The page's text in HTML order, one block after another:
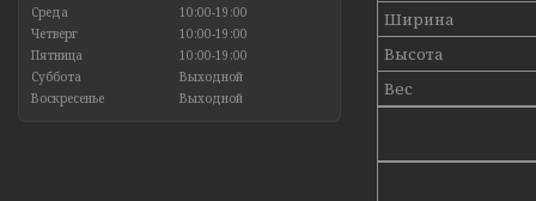
Ширина
Высота
Вес
Среда
10:00-19:00
Четверг
10:00-19:00
Пятница
10:00-19:00
Суббота
Выходной
Воскресенье
Выходной